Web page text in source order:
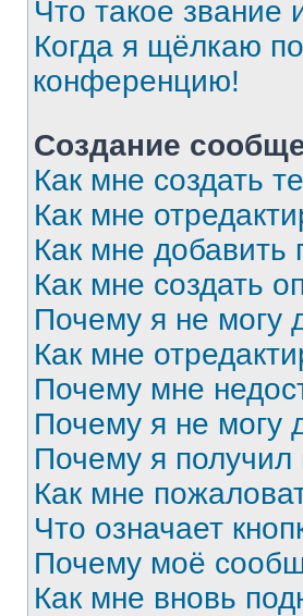
Что такое звание
Когда я щёлкаю
конференцию!
Создание
Как мне создать
Как мне
Как мне
Как мне создать
Почему я не могу
Как мне
Почему мне
Почему я не могу
Почему я
Как мне
Что означает
Почему моё
Как мне вновь